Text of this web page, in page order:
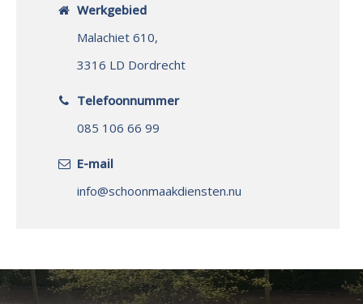
Werkgebied
Malachiet 610,
3316 LD Dordrecht
Telefoonnummer
085 106 66 99
E-mail
info@schoonmaakdiensten.nu